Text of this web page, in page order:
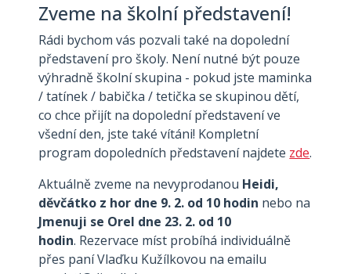
Zveme na školní představení!
Rádi bychom vás pozvali také na dopolední
představení pro školy. Není nutné být pouze
výhradně školní skupina - pokud jste maminka
/ tatínek / babička / tetička se skupinou dětí,
co chce přijít na dopolední představení ve
všední den, jste také vítáni! Kompletní
program dopoledních představení najdete zde.
Aktuálně zveme na nevyprodanou Heidi,
děvčátko z hor dne 9. 2. od 10 hodin nebo na
Jmenuji se Orel dne 23. 2. od 10
hodin. Rezervace míst probíhá individuálně
přes paní Vlaďku Kužílkovou na emailu